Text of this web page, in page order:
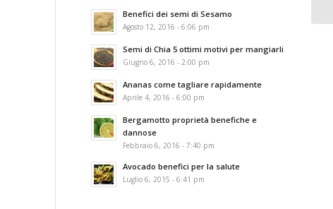
Benefici dei semi di Sesamo
Agosto 12, 2016 - 6:06 pm
Semi di Chia 5 ottimi motivi per mangiarli
Giugno 6, 2016 - 2:00 pm
Ananas come tagliare rapidamente
Aprile 4, 2016 - 6:00 pm
Bergamotto proprietà benefiche e
dannose
Febbraio 6, 2016 - 7:40 pm
Avocado benefici per la salute
Luglio 6, 2015 - 6:41 pm